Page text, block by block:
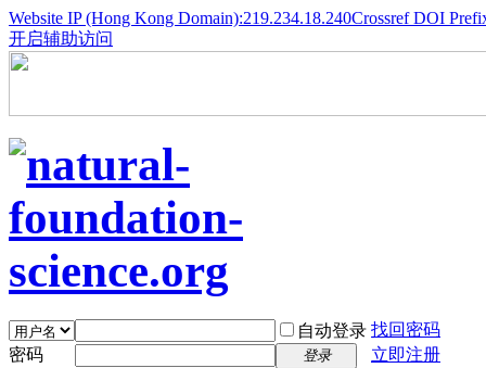
Website IP (Hong Kong Domain):219.234.18.240Crossref DOI
开启辅助访问
自动登录 找回密码
密码
登录
立即注册